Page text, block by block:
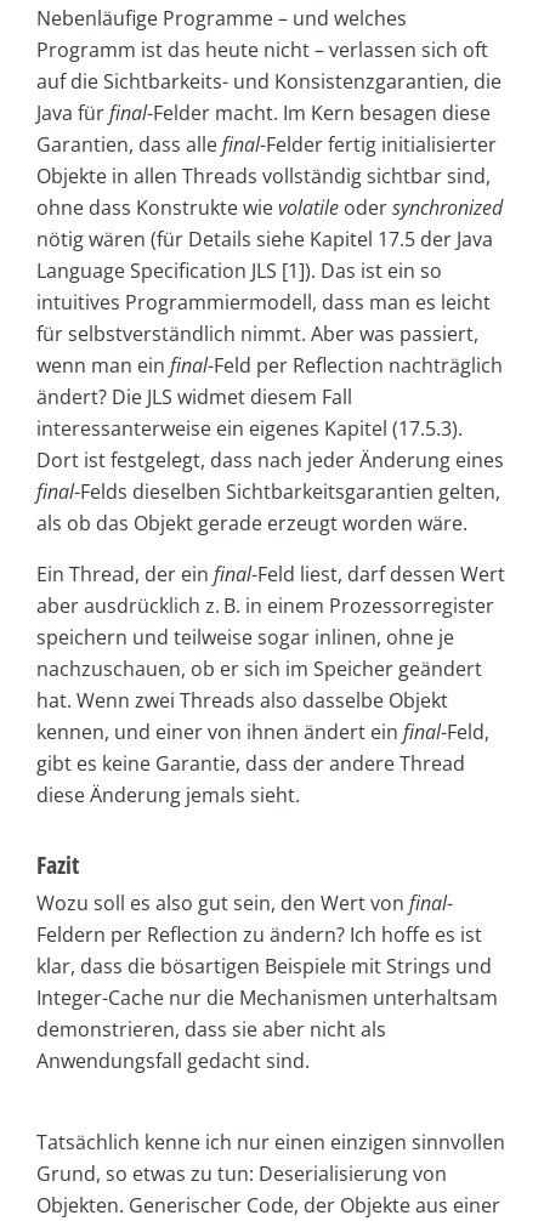
Nebenläufige Programme – und welches
Programm ist das heute nicht – verlassen sich oft
auf die Sichtbarkeits- und Konsistenzgarantien, die
Java fürfinal-Felder macht. Im Kern besagen diese
Garantien, dass allefinal-Felder fertig initialisierter
Objekte in allen Threads vollständig sichtbar sind,
ohne dass Konstrukte wievolatile odersynchronized
nötig wären (für Details siehe Kapitel 17.5 der Java
Language Specification JLS [1]). Das ist ein so
intuitives Programmiermodell, dass man es leicht
für selbstverständlich nimmt. Aber was passiert,
wenn man ein final-Feld per Reflection nachträglich
ändert? Die JLS widmet diesem Fall
interessanterweise ein eigenes Kapitel (17.5.3).
Dort ist festgelegt, dass nach jeder Änderung eines
final-Felds dieselben Sichtbarkeitsgarantien gelten,
als ob das Objekt gerade erzeugt worden wäre.
Ein Thread, der ein final-Feld liest, darf dessen Wert
aber ausdrücklich z. B. in einem Prozessorregister
speichern und teilweise sogar inlinen, ohne je
nachzuschauen, ob er sich im Speicher geändert
hat. Wenn zwei Threads also dasselbe Objekt
kennen, und einer von ihnen ändert ein final-Feld,
gibt es keine Garantie, dass der andere Thread
diese Änderung jemals sieht.
Fazit
Wozu soll es also gut sein, den Wert von final-
Feldern per Reflection zu ändern? Ich hoffe es ist
klar, dass die bösartigen Beispiele mit Strings und
Integer-Cache nur die Mechanismen unterhaltsam
demonstrieren, dass sie aber nicht als
Anwendungsfall gedacht sind.
Tatsächlich kenne ich nur einen einzigen sinnvollen
Grund, so etwas zu tun: Deserialisierung von
Objekten. Generischer Code, der Objekte aus einer